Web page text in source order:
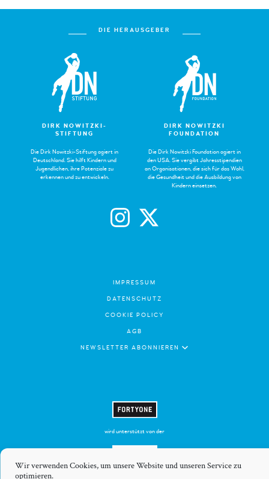
Wir verwenden Cookies, um unsere Website und unseren Service zu
optimieren.
DIE HERAUSGEBER
DIRK NOWITZKI-
STIFTUNG
Die Dirk Nowitzki-Stiftung agiert in
Deutschland. Sie hilft Kindern und
Jugendlichen, ihre Potenziale zu
erkennen und zu entwickeln.
DIRK NOWITZKI
FOUNDATION
Die Dirk Nowitzki Foundation agiert in
den USA. Sie vergibt Jahresstipendien
an Organisationen, die sich für das Wohl,
die Gesundheit und die Ausbildung von
Kindern einsetzen.
IMPRESSUM
DATENSCHUTZ
COOKIE POLICY
AGB
NEWSLETTER ABONNIEREN
wird unterstützt von der